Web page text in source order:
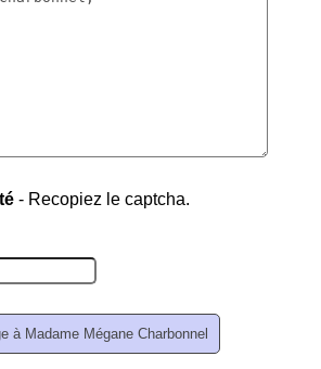
- Recopiez le captcha.